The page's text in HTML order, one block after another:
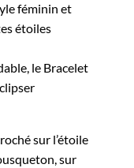
féminin et
étoiles
le Bracelet
sur l’étoile
sur